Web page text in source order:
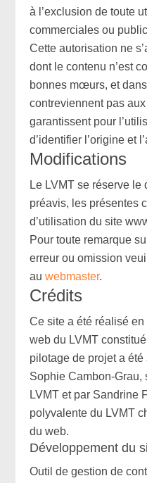
à l’exclusion de toute
commerciales ou
Cette autorisation ne
dont le contenu n’est
bonnes mœurs, et
contreviennent pas
garantissent pour
d’identifier l’origine et
Modifications
Le LVMT se réserve le
préavis, les présentes
d’utilisation du site
Pour toute remarque
erreur ou omission
auwebmaster.
Crédits
Ce site a été réalisé
web du LVMT
pilotage de projet a
Sophie Cambon-Grau,
LVMT et par Sandrine
polyvalente du LVMT
du web.
Développement du
Outil de gestion de